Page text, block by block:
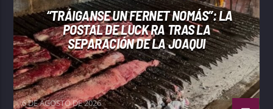
“TRÁIGANSE UN FERNET NOMÁS”: LA
POSTAL DE LUCK RA TRAS LA
SEPARACIÓN DE LA JOAQUI
6 DE AGOSTO DE 2026